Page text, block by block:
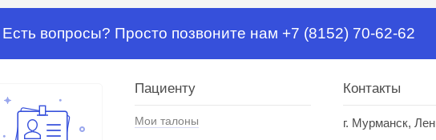
Есть вопросы? Просто позвоните нам +7 (8152) 70-62-62
Пациенту
Мои талоны
Контакты
г. Мурманск,